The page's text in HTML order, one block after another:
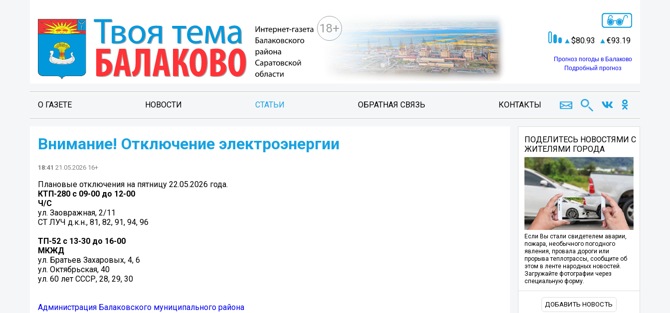
18+
80.93 93.19
Прогноз погоды в Балаково
Подробный прогноз
О ГАЗЕТЕ НОВОСТИ СТАТЬИ ОБРАТНАЯ СВЯЗЬ КОНТАКТЫ
Внимание! Отключение электроэнергии
18:41 21.05.2026 16+
Плановые отключения на пятницу 22.05.2026 года.
КТП-280 с 09-00 до 12-00
Ч/С
ул. Заовражная, 2/11
СТ ЛУЧ д.к.н., 81, 82, 91, 94, 96
ТП-52 с 13-30 до 16-00
МКЖД
ул. Братьев Захаровых, 4, 6
ул. Октябрьская, 40
ул. 60 лет СССР, 28, 29, 30
Администрация Балаковского муниципального района
ПОДЕЛИТЕСЬ НОВОСТЯМИ С
ЖИТЕЛЯМИ ГОРОДА
Если Вы стали свидетелем аварии,
пожара, необычного погодного
явления, провала дороги или
прорыва теплотрассы, сообщите об
этом в ленте народных новостей.
Загружайте фотографии через
специальную форму.
ДОБАВИТЬ НОВОСТЬ